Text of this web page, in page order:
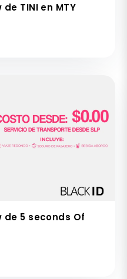
TINI en MTY
de 5 seconds Of